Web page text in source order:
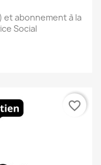
et abonnement à la
Social
favorite_border